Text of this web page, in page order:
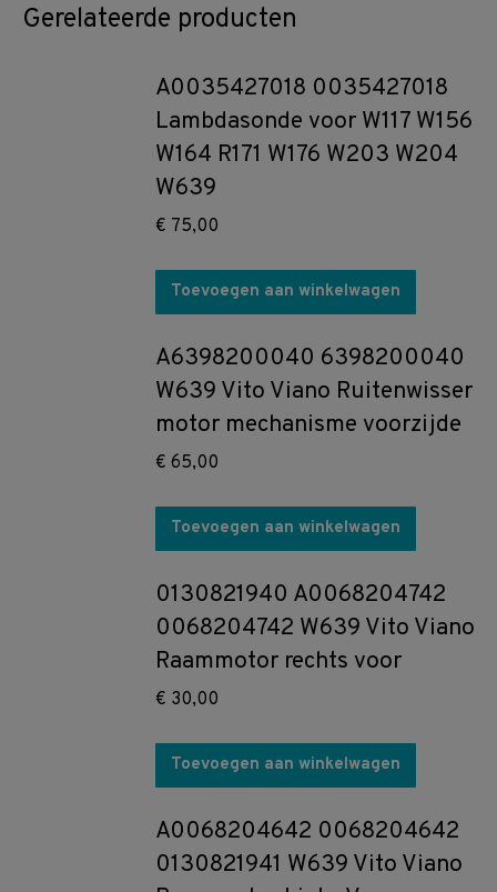
Gerelateerde producten
A0035427018 0035427018
Lambdasonde voor W117 W156
W164 R171 W176 W203 W204
W639
€ 75,00
Toevoegen aan winkelwagen
A6398200040 6398200040
W639 Vito Viano Ruitenwisser
motor mechanisme voorzijde
€ 65,00
Toevoegen aan winkelwagen
0130821940 A0068204742
0068204742 W639 Vito Viano
Raammotor rechts voor
€ 30,00
Toevoegen aan winkelwagen
A0068204642 0068204642
0130821941 W639 Vito Viano